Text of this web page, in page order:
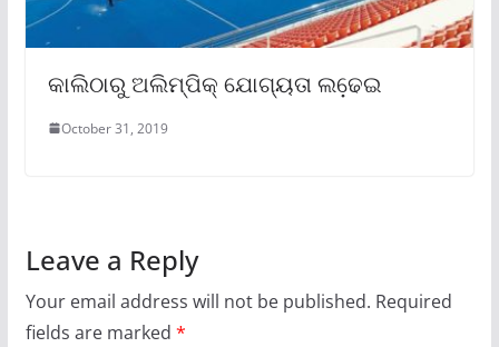
କାଲିଠାରୁ ଅଲିମ୍ପିକ୍ ଯୋଗ୍ୟତା ଲଢେ଼ଇ
October 31, 2019
Leave a Reply
Your email address will not be published. Required
fields are marked *